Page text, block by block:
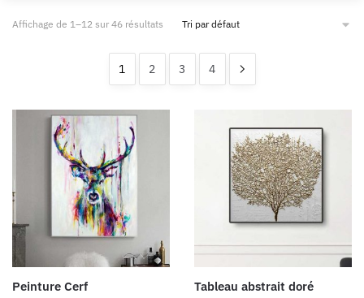
Affichage de 1–12 sur 46 résultats
1 2 3 4
Peinture Cerf Tableau abstrait doré